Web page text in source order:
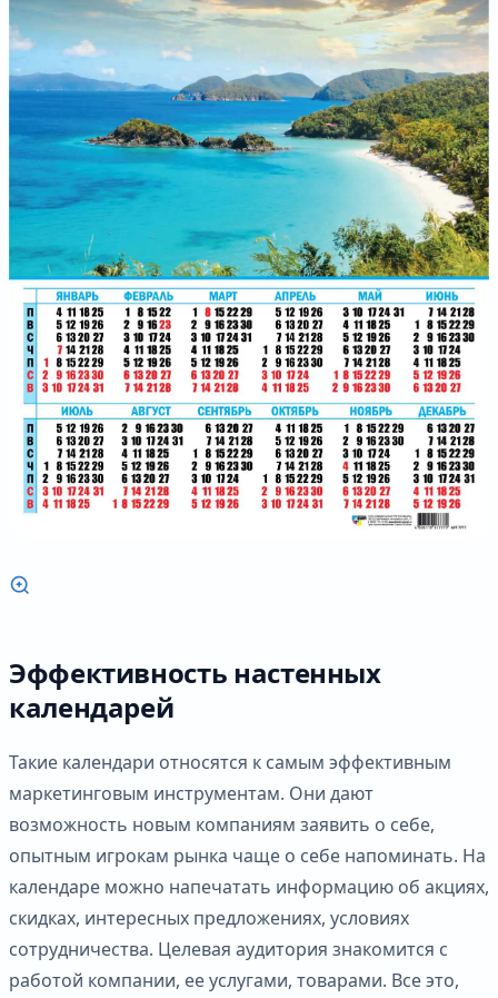
Эффективность настенных
календарей
Такие календари относятся к самым эффективным
маркетинговым инструментам. Они дают
возможность новым компаниям заявить о себе,
опытным игрокам рынка чаще о себе напоминать. На
календаре можно напечатать информацию об акциях,
скидках, интересных предложениях, условиях
сотрудничества. Целевая аудитория знакомится с
работой компании, ее услугами, товарами. Все это,